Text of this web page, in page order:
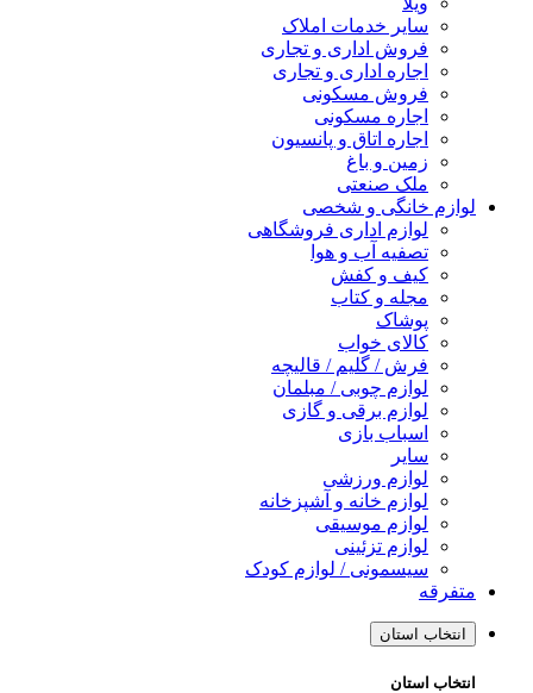
سایر خدمات املاک
فروش اداری و تجاری
اجاره اداری و تجاری
فروش مسکونی
اجاره مسکونی
اجاره اتاق و پانسیون
زمین و باغ
ملک صنعتی
لوازم خانگی و شخصی
لوازم اداری فروشگاهی
تصفیه آب و هوا
کیف و کفش
مجله و کتاب
پوشاک
کالای خواب
فرش / گلیم / قالیچه
لوازم چوبی / مبلمان
لوازم برقی و گازی
اسباب بازی
سایر
لوازم ورزشی
لوازم خانه و آشپزخانه
لوازم موسیقی
لوازم تزئینی
سیسمونی / لوازم کودک
متفرقه
انتخاب استان
انتخاب استان